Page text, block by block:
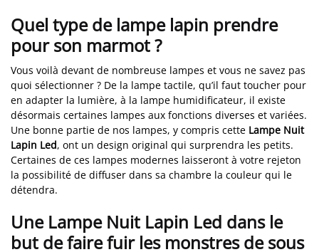
Quel type de lampe lapin prendre
pour son marmot ?
Vous voilà devant de nombreuse lampes et vous ne savez pas
quoi sélectionner ? De la lampe tactile, qu’il faut toucher pour
en adapter la lumière, à la lampe humidificateur, il existe
désormais certaines lampes aux fonctions diverses et variées.
Une bonne partie de nos lampes, y compris cette Lampe Nuit
Lapin Led, ont un design original qui surprendra les petits.
Certaines de ces lampes modernes laisseront à votre rejeton
la possibilité de diffuser dans sa chambre la couleur qui le
détendra.
Une Lampe Nuit Lapin Led dans le
but de faire fuir les monstres de sous